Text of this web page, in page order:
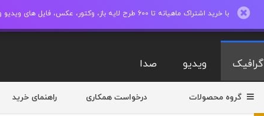
با خرید اشتراک ماهیانه تا 600 طرح لایه باز، وکتور، عکس، فایل های ویدیو وصدا دانلود کنید.
گرافیک ویدیو صدا
گروه محصولات درخواست همکاری راهنمای خرید